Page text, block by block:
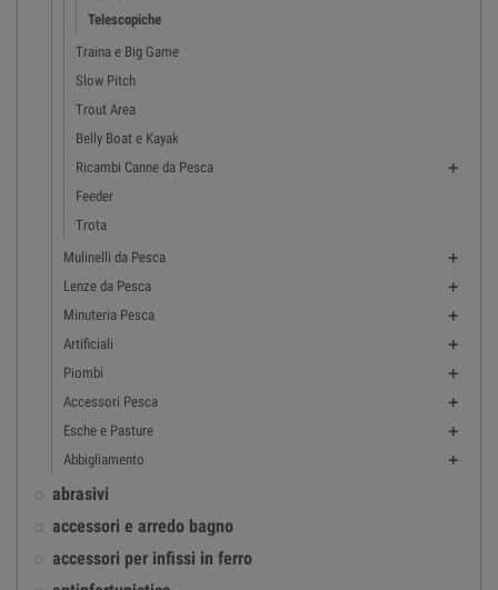
Telescopiche
Traina e Big Game
Slow Pitch
Trout Area
Belly Boat e Kayak
Ricambi Canne da Pesca

Feeder
Trota
Mulinelli da Pesca

Lenze da Pesca 
Minuteria Pesca 
Artificiali 
Piombi 
Accessori Pesca 
Esche e Pasture 
Abbigliamento 
abrasivi
accessori e arredo bagno
accessori per infissi in ferro